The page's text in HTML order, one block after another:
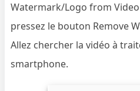
Watermark/Logo from
pressez le bouton Remove
Allez chercher la vidéo à
smartphone.